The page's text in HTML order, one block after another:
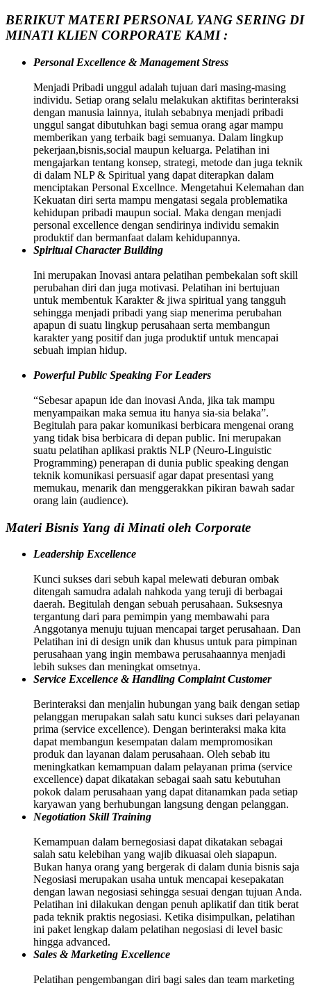
BERIKUT MATERI PERSONAL YANG SERING DI
MINATI KLIEN CORPORATE KAMI :
Personal Excellence & Management Stress
Menjadi Pribadi unggul adalah tujuan dari masing-masing
individu. Setiap orang selalu melakukan aktifitas berinteraksi
dengan manusia lainnya, itulah sebabnya menjadi pribadi
unggul sangat dibutuhkan bagi semua orang agar mampu
memberikan yang terbaik bagi semuanya. Dalam lingkup
pekerjaan,bisnis,social maupun keluarga. Pelatihan ini
mengajarkan tentang konsep, strategi, metode dan juga teknik
di dalam NLP & Spiritual yang dapat diterapkan dalam
menciptakan Personal Excellnce. Mengetahui Kelemahan dan
Kekuatan diri serta mampu mengatasi segala problematika
kehidupan pribadi maupun social. Maka dengan menjadi
personal excellence dengan sendirinya individu semakin
produktif dan bermanfaat dalam kehidupannya.
Spiritual Character Building
Ini merupakan Inovasi antara pelatihan pembekalan soft skill
perubahan diri dan juga motivasi. Pelatihan ini bertujuan
untuk membentuk Karakter & jiwa spiritual yang tangguh
sehingga menjadi pribadi yang siap menerima perubahan
apapun di suatu lingkup perusahaan serta membangun
karakter yang positif dan juga produktif untuk mencapai
sebuah impian hidup.
Powerful Public Speaking For Leaders
“Sebesar apapun ide dan inovasi Anda, jika tak mampu
menyampaikan maka semua itu hanya sia-sia belaka”.
Begitulah para pakar komunikasi berbicara mengenai orang
yang tidak bisa berbicara di depan public. Ini merupakan
suatu pelatihan aplikasi praktis NLP (Neuro-Linguistic
Programming) penerapan di dunia public speaking dengan
teknik komunikasi persuasif agar dapat presentasi yang
memukau, menarik dan menggerakkan pikiran bawah sadar
orang lain (audience).
Materi Bisnis Yang di Minati oleh Corporate
Leadership Excellence
Kunci sukses dari sebuh kapal melewati deburan ombak
ditengah samudra adalah nahkoda yang teruji di berbagai
daerah. Begitulah dengan sebuah perusahaan. Suksesnya
tergantung dari para pemimpin yang membawahi para
Anggotanya menuju tujuan mencapai target perusahaan. Dan
Pelatihan ini di design unik dan khusus untuk para pimpinan
perusahaan yang ingin membawa perusahaannya menjadi
lebih sukses dan meningkat omsetnya.
Service Excellence & Handling Complaint Customer
Berinteraksi dan menjalin hubungan yang baik dengan setiap
pelanggan merupakan salah satu kunci sukses dari pelayanan
prima (service excellence). Dengan berinteraksi maka kita
dapat membangun kesempatan dalam mempromosikan
produk dan layanan dalam perusahaan. Oleh sebab itu
meningkatkan kemampuan dalam pelayanan prima (service
excellence) dapat dikatakan sebagai saah satu kebutuhan
pokok dalam perusahaan yang dapat ditanamkan pada setiap
karyawan yang berhubungan langsung dengan pelanggan.
Negotiation Skill Training
Kemampuan dalam bernegosiasi dapat dikatakan sebagai
salah satu kelebihan yang wajib dikuasai oleh siapapun.
Bukan hanya orang yang bergerak di dalam dunia bisnis saja
Negosiasi merupakan usaha untuk mencapai kesepakatan
dengan lawan negosiasi sehingga sesuai dengan tujuan Anda.
Pelatihan ini dilakukan dengan penuh aplikatif dan titik berat
pada teknik praktis negosiasi. Ketika disimpulkan, pelatihan
ini paket lengkap dalam pelatihan negosiasi di level basic
hingga advanced.
Sales & Marketing Excellence
Pelatihan pengembangan diri bagi sales dan team marketing